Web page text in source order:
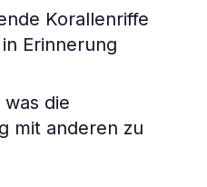
Korallenriffe
Erinnerung
die
mit anderen zu